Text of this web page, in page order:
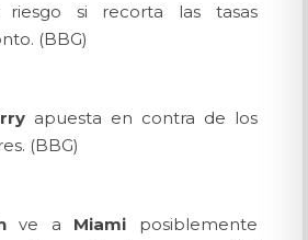
si recorta las tasas
(BBG)
apuesta en contra de los
(BBG)
ve a Miami posiblemente